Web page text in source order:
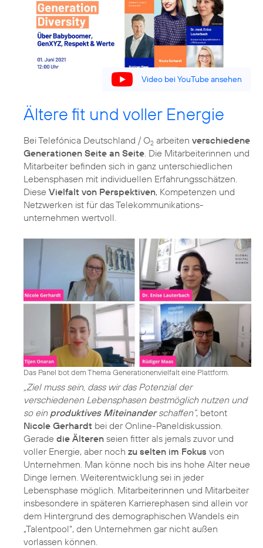
Video bei YouTube ansehen
Ältere fit und voller Energie
Bei Telefónica Deutschland / O2 arbeiten verschiedene
Generationen Seite an Seite . Die Mitarbeiterinnen und
Mitarbeiter befinden sich in ganz unterschiedlichen
Lebensphasen mit individuellen Erfahrungsschätzen.
Diese Vielfalt von Perspektiven, Kompetenzen und
Netzwerken ist für das Telekommunikations­
unternehmen wertvoll.
Das Panel bot dem Thema Generationenvielfalt eine Plattform.
„Ziel muss sein, dass wir das Potenzial der
verschiedenen Lebensphasen bestmöglich nutzen und
so ein produktives Miteinanderschaffen“, betont
Nicole Gerhardt bei der Online-Paneldiskussion.
Gerade die Älteren seien fitter als jemals zuvor und
voller Energie, aber noch zu selten im Fokus von
Unternehmen. Man könne noch bis ins hohe Alter neue
Dinge lernen. Weiterentwicklung sei in jeder
Lebensphase möglich. Mitarbeiterinnen und Mitarbeiter
insbesondere in späteren Karrierephasen sind allein vor
dem Hintergrund des demographischen Wandels ein
„Talentpool“, den Unternehmen gar nicht außen
vorlassen können.